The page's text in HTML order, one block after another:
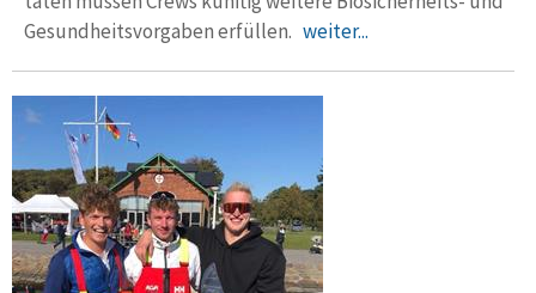
Gesund­heits­vorgaben er­füllen. weiter...